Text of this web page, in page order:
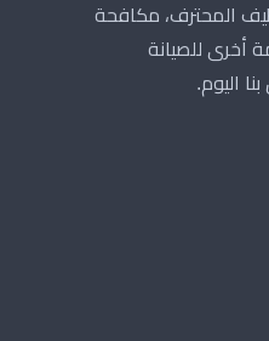
المحترف، مكافحة
أخرى للصيانة
اليوم.